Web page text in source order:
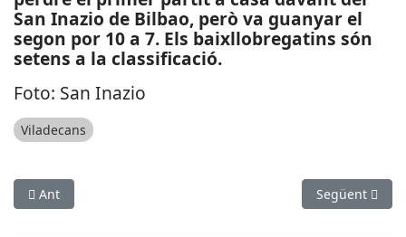
San Inazio de Bilbao, però va guanyar el
segon por 10 a 7. Els baixllobregatins són
setens a la classificació.
Foto: San Inazio
Viladecans
Article anterior: ECONOMIA: L'Ajuntament de Sant Boi
Ant Article
Següent